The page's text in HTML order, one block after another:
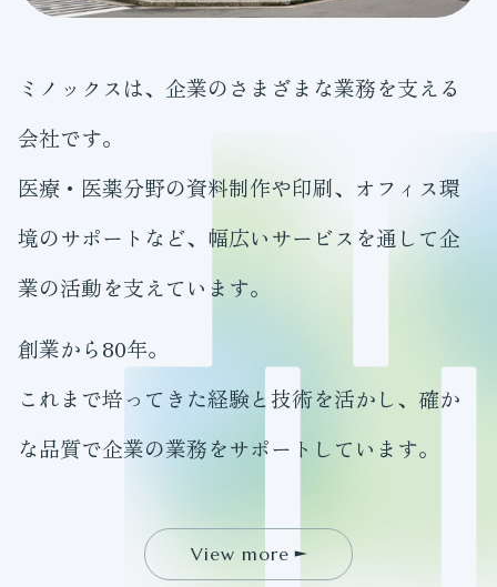
ミノックスは、企業のさまざまな業務を支える
会社です。
医療・医薬分野の資料制作や印刷、オフィス環
境のサポートなど、幅広いサービスを通して企
業の活動を支えています。
創業から80年。
これまで培ってきた経験と技術を活かし、確か
な品質で企業の業務をサポートしています。
View more